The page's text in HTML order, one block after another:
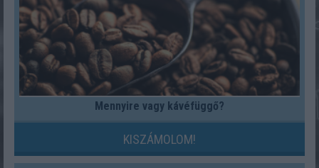
Mennyire vagy kávéfüggő?
KISZÁMOLOM!